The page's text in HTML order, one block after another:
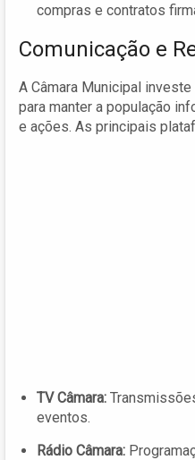
compras e contratos
Comunicação e
A Câmara Municipal
para manter a população
e ações. As principais
TV Câmara:
eventos.
Rádio Câmara: